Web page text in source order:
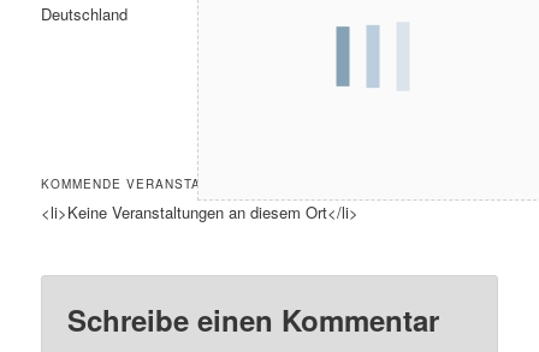
Deutschland
KOMMENDE VERANSTALTUNGEN
<li>Keine Veranstaltungen an diesem Ort</li>
Schreibe einen Kommentar